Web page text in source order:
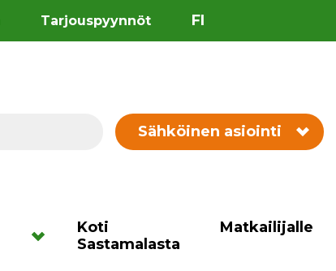
Tarjouspyynnöt FI
Sähköinen asiointi
Koti
Sastamalasta
Matkailijalle